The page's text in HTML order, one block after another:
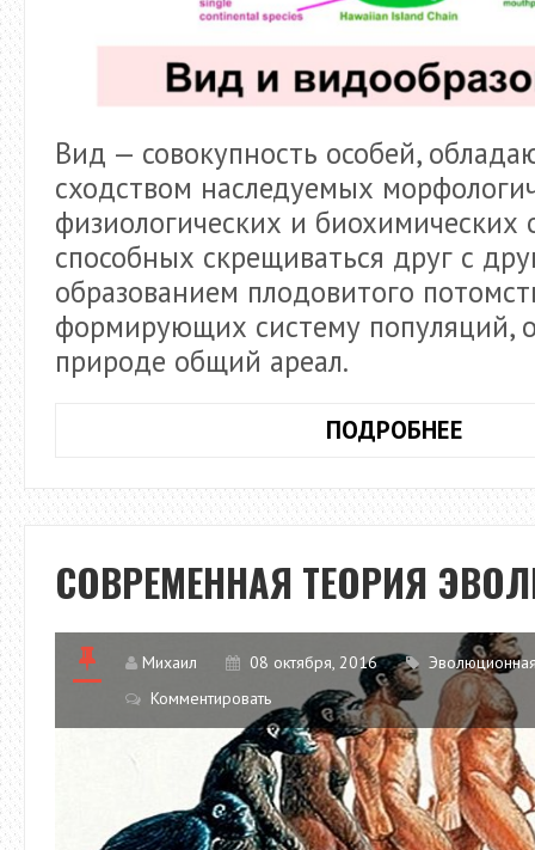
Вид — совокупность особей,
сходством наследуемых
физиологических и биохимических
способных скрещиваться друг с
образованием плодовитого
формирующих систему популяций,
природе общий ареал.
ПОДРОБНЕЕ
СОВРЕМЕННАЯ ТЕОРИЯ
Михаил 08 октября, 2016
Комментировать